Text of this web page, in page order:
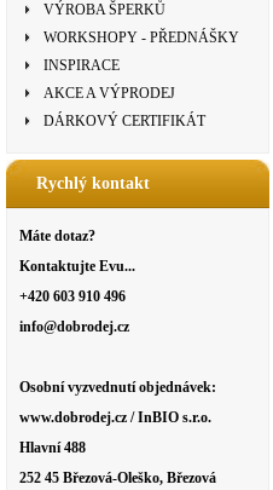
VÝROBA ŠPERKŮ
WORKSHOPY - PŘEDNÁŠKY
INSPIRACE
AKCE A VÝPRODEJ
DÁRKOVÝ CERTIFIKÁT
Rychlý kontakt
Máte dotaz?
Kontaktujte Evu...
+420 603 910 496
info@dobrodej.cz
Osobní vyzvednutí objednávek:
www.dobrodej.cz / InBIO s.r.o.
Hlavní 488
252 45 Březová-Oleško, Březová